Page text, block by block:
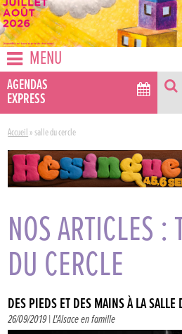
MENU
AGENDAS
EXPRESS
Accueil »salle du cercle
NOS ARTICLES :
DU CERCLE
DES PIEDS ET DES MAINS À LA SALLE
26/09/2019 |L'Alsace en famille